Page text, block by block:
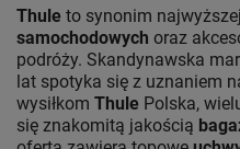
Thule to synonim
samochodowych oraz
podróży. Skandynawska
lat spotyka się z uznaniem
wysiłkom Thule Polska,
się znakomitą jakością